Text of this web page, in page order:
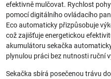
efektivně mulčovat. Rychlost
pomocí digitálního ovládacího
Eco automaticky přizpůsobuje
což zajišťuje energetickou
akumulátoru sekačka
plynulou práci bez nutnosti ruční
Sekačka sbírá posečenou trávu